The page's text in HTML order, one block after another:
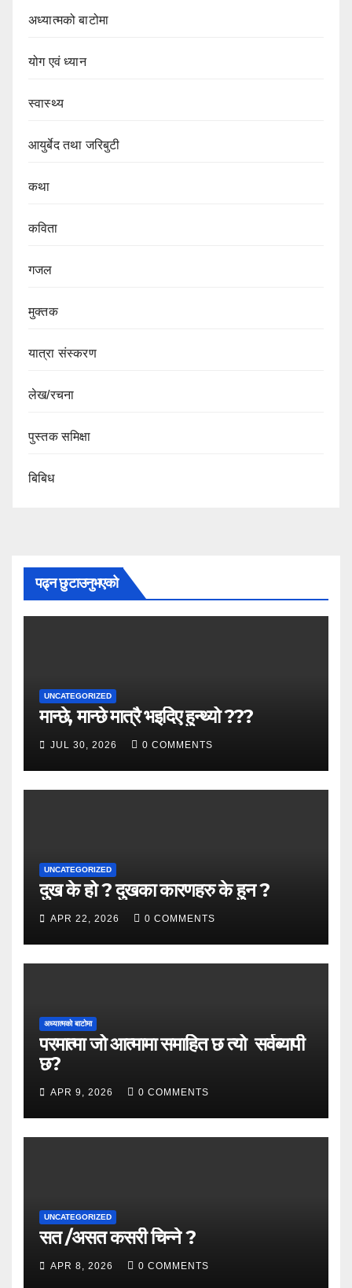
अध्यात्मको बाटोमा
योग एवं ध्यान
स्वास्थ्य
आयुर्बेद तथा जरिबुटी
कथा
कविता
गजल
मुक्तक
यात्रा संस्करण
लेख/रचना
पुस्तक समिक्षा
बिबिध
पढ्न छुटाउनुभएको
UNCATEGORIZED
मान्छे, मान्छे मात्रै भइदिए हुन्थ्यो ???
JUL 30, 2026 0 COMMENTS
UNCATEGORIZED
दुख के हो ? दुखका कारणहरु के हुन ?
APR 22, 2026 0 COMMENTS
अध्यात्मको बाटोमा
परमात्मा जो आत्मामा समाहित छ त्यो सर्वब्यापी
छ?
APR 9, 2026 0 COMMENTS
UNCATEGORIZED
सत /असत कसरी चिन्ने ?
APR 8, 2026 0 COMMENTS